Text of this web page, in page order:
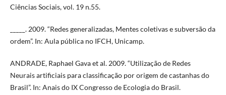
Ciências Sociais, vol. 19 n.55.
_____. 2009. “Redes generalizadas, Mentes coletivas e subversão da
ordem”. In: Aula pública no IFCH, Unicamp.
ANDRADE, Raphael Gava et al. 2009. “Utilização de Redes
Neurais artificiais para classificação por origem de castanhas do
Brasil”. In: Anais do IX Congresso de Ecologia do Brasil.